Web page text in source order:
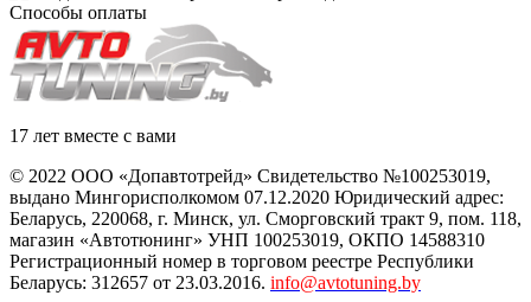
Способы оплаты
17 лет вместе с вами
© 2022 ООО «Допавтотрейд» Свидетельство №100253019,
выдано Мингорисполкомом 07.12.2020 Юридический адрес:
Беларусь, 220068, г. Минск, ул. Сморговский тракт 9, пом. 118,
магазин «Автотюнинг» УНП 100253019, ОКПО 14588310
Регистрационный номер в торговом реестре Республики
Беларусь: 312657 от 23.03.2016. info@avtotuning.by